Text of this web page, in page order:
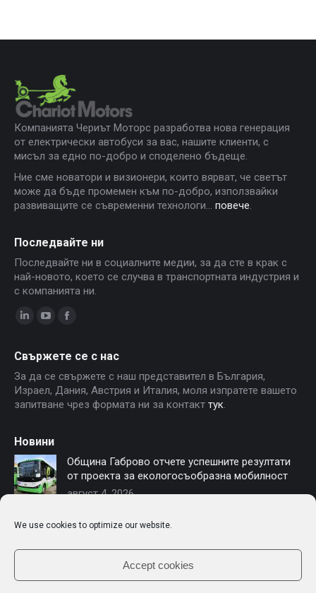
We use cookies to optimize our website.
Accept cookies
Компанията Чериът Моторс разработва нова генерация
от електрически автобуси за вас, нашите клиенти, с
мисъл за едно по-добро и споделено бъдеще.
Ние сме новатори и визионери, които вярват, че светът
може да бъде промемен към по-добро, използвайки
развиващите се съвременни технологи... повече.
Последвайте ни
Последвайте ни в социалните медии, за да сте в крак с
най-новото, което се случва в транспортната индустрия и
с компанията ни.
opens
in
new
opens
in
new
opens
in
new
Свържете се с нас
За да се свържете с наш представител в България,
Израел, Дания, Австрия и Италия, моля изпратете вашето
запитване чрез формата ни за контакт тук.
Новини
Община Габрово отчете успешните резултати
от проекта за екологосъобразна мобилност
август 4, 2026
София осигурява финансиране за нови
електробуси – Чериът Моторс е част от
модернизацията на градския транспорт
юли 16, 2026